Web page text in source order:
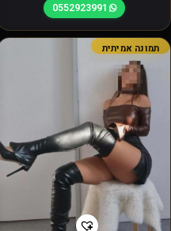
0552923991
תמונה אמיתית